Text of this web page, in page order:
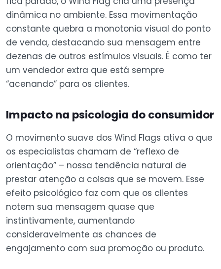
dinâmica no ambiente. Essa movimentação
constante quebra a monotonia visual do ponto
de venda, destacando sua mensagem entre
dezenas de outros estímulos visuais. É como ter
um vendedor extra que está sempre
“acenando” para os clientes.
Impacto na psicologia do consumidor
O movimento suave dos Wind Flags ativa o que
os especialistas chamam de “reflexo de
orientação” – nossa tendência natural de
prestar atenção a coisas que se movem. Esse
efeito psicológico faz com que os clientes
notem sua mensagem quase que
instintivamente, aumentando
consideravelmente as chances de
engajamento com sua promoção ou produto.